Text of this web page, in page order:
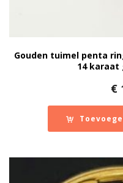
Gouden tuimel penta
14 karaat
€